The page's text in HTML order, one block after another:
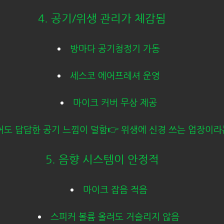
4. 공기/위생 관리가 체감됨
방마다 공기청정기 가동
세스코 에어프레셔 운영
마이크 커버 무상 제공
답답한 공기 느낌이 덜함👉 위생에 신경 쓰는 업장이라
5. 음향 시스템이 안정적
마이크 잡음 적음
스피커 볼륨 올려도 거슬리지 않음